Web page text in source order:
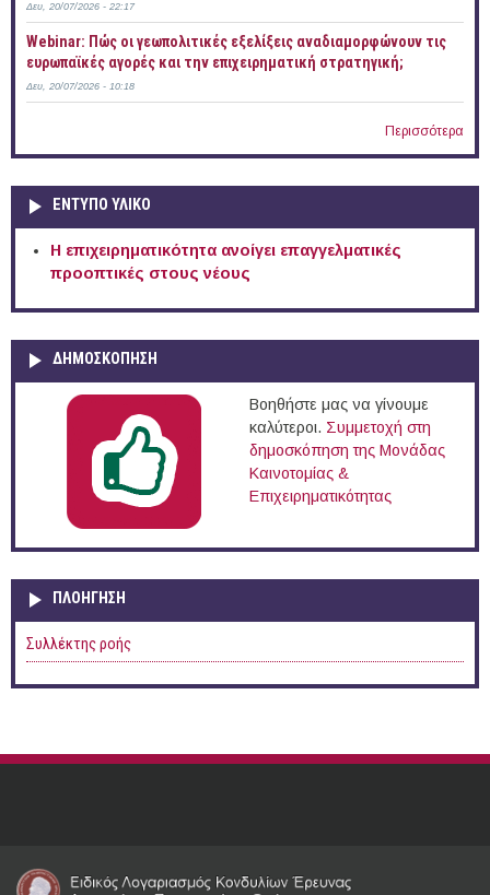
Δευ, 20/07/2026 - 22:17
Webinar: Πώς οι γεωπολιτικές εξελίξεις αναδιαμορφώνουν τις
ευρωπαϊκές αγορές και την επιχειρηματική στρατηγική;
Δευ, 20/07/2026 - 10:18
Περισσότερα
ΕΝΤΥΠΟ ΥΛΙΚΟ
Η επιχειρηματικότητα ανοίγει επαγγελματικές
προοπτικές στους νέους
ΔΗΜΟΣΚΟΠΗΣΗ
Βοηθήστε μας να γίνουμε
καλύτεροι. Συμμετοχή στη
δημοσκόπηση της Μονάδας
Καινοτομίας &
Επιχειρηματικότητας
ΠΛΟΉΓΗΣΗ
Συλλέκτης ροής